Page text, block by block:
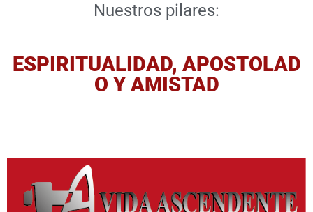
Nuestros pilares:
ESPIRITUALIDAD, APOSTOLAD
O Y AMISTAD